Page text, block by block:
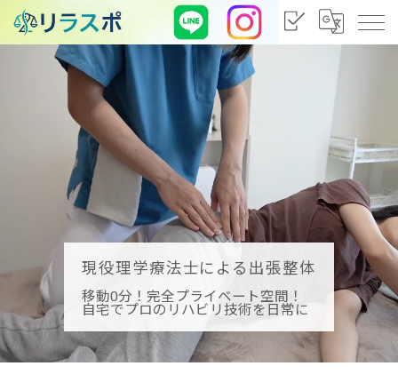
現役理学療法士による出張整体
移動0分！完全プライベート空間！
自宅でプロのリハビリ技術を日常に